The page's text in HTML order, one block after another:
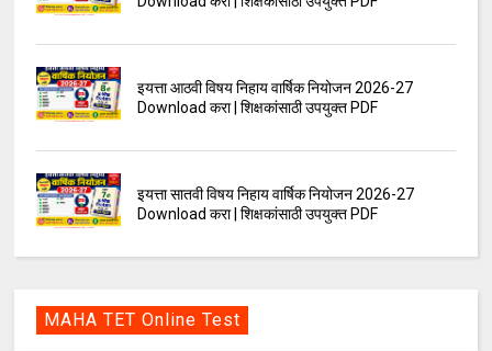
इयत्ता आठवी विषय निहाय वार्षिक नियोजन 2026-27
Download करा | शिक्षकांसाठी उपयुक्त PDF
इयत्ता सातवी विषय निहाय वार्षिक नियोजन 2026-27
Download करा | शिक्षकांसाठी उपयुक्त PDF
MAHA TET Online Test